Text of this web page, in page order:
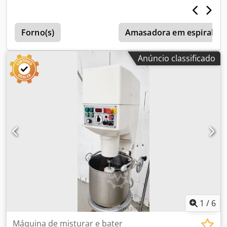
homogeneização Rego SM 4, revista Com temporizador
automático A máquina ideal para misturar e
homogeneizar! 2 funções de trabalho: 1 x mistura / 1 x
homogeneização Eixo de trabalho/eixo de mistura, revisto
Tecnologia potente e robusta 1 batedor de mistura e 1
batedor de homogeneização 1 recipiente em aço
inoxidável Iluminação do recipiente, temporizador Com
certificado DGUV V 3 Dcsdpfxjzk S Ede Ak Tjk Alimentação:
400 V, ficha CEE de 16 A Dimensões: 720 x 680 x 1710 mm
(largura x profundidade x altura) Qualidade de uma
empresa especializada! Máquina usada, revista Com
garantia
Forno(s) Amasadora em espiral
Anúncio classificado
1 / 6
Máquina de misturar e bater